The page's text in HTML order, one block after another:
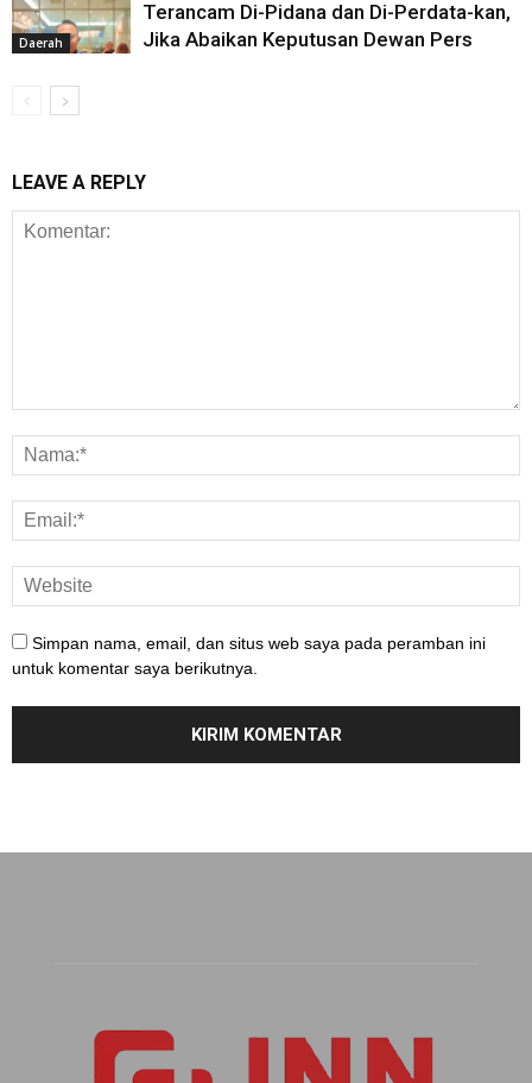
Daerah
Terancam Di-Pidana dan Di-Perdata-kan,
Jika Abaikan Keputusan Dewan Pers
LEAVE A REPLY
Simpan nama, email, dan situs web saya pada peramban ini
untuk komentar saya berikutnya.